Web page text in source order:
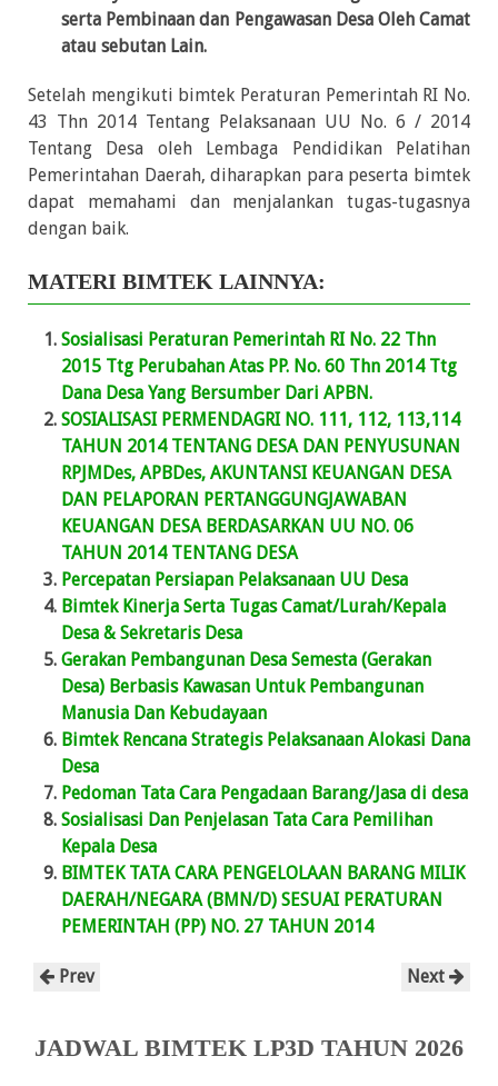
serta Pembinaan dan Pengawasan Desa Oleh Camat
atau sebutan Lain.
Setelah mengikuti bimtek Peraturan Pemerintah RI No.
43 Thn 2014 Tentang Pelaksanaan UU No. 6 / 2014
Tentang Desa oleh Lembaga Pendidikan Pelatihan
Pemerintahan Daerah, diharapkan para peserta bimtek
dapat memahami dan menjalankan tugas-tugasnya
dengan baik.
MATERI BIMTEK LAINNYA:
Sosialisasi Peraturan Pemerintah RI No. 22 Thn
2015 Ttg Perubahan Atas PP. No. 60 Thn 2014 Ttg
Dana Desa Yang Bersumber Dari APBN.
SOSIALISASI PERMENDAGRI NO. 111, 112, 113,114
TAHUN 2014 TENTANG DESA DAN PENYUSUNAN
RPJMDes, APBDes, AKUNTANSI KEUANGAN DESA
DAN PELAPORAN PERTANGGUNGJAWABAN
KEUANGAN DESA BERDASARKAN UU NO. 06
TAHUN 2014 TENTANG DESA
Percepatan Persiapan Pelaksanaan UU Desa
Bimtek Kinerja Serta Tugas Camat/Lurah/Kepala
Desa & Sekretaris Desa
Gerakan Pembangunan Desa Semesta (Gerakan
Desa) Berbasis Kawasan Untuk Pembangunan
Manusia Dan Kebudayaan
Bimtek Rencana Strategis Pelaksanaan Alokasi Dana
Desa
Pedoman Tata Cara Pengadaan Barang/Jasa di desa
Sosialisasi Dan Penjelasan Tata Cara Pemilihan
Kepala Desa
BIMTEK TATA CARA PENGELOLAAN BARANG MILIK
DAERAH/NEGARA (BMN/D) SESUAI PERATURAN
PEMERINTAH (PP) NO. 27 TAHUN 2014
Next
Prev
JADWAL BIMTEK LP3D TAHUN 2026